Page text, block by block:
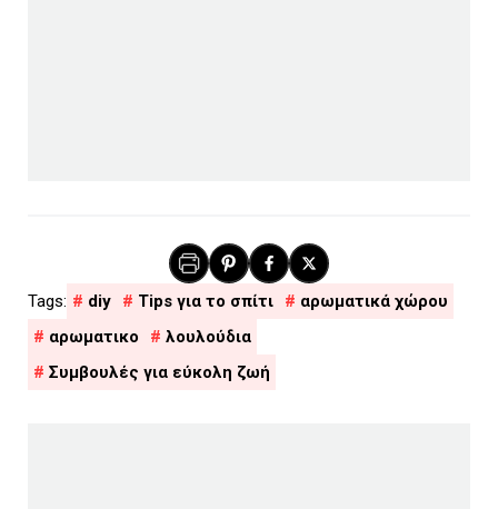
diy Tips για το σπίτι
αρωματικά χώρου
αρωματικο
λουλούδια
Συμβουλές για εύκολη ζωή